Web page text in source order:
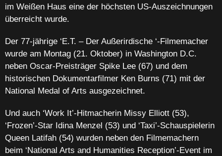
im Weißen Haus eine der höchsten US-Auszeichnungen
überreicht wurde.
Der 77-jährige ‘E.T. – Der Außerirdische ‘-Filmemacher
wurde am Montag (21. Oktober) in Washington D.C.
neben Oscar-Preisträger Spike Lee (67) und dem
historischen Dokumentarfilmer Ken Burns (71) mit der
National Medal of Arts ausgezeichnet.
Und auch ‘Work It’-Hitmacherin Missy Elliott (53),
‘Frozen’-Star Idina Menzel (53) und ‘Taxi’-Schauspielerin
Queen Latifah (54) wurden neben den Filmemachern
beim ‘National Arts and Humanities Reception’-Event im